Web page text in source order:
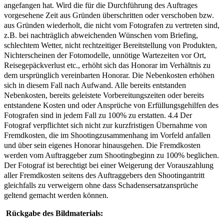
angefangen hat. Wird die für die Durchführung des Auftrages
vorgesehene Zeit aus Gründen überschritten oder verschoben bzw.
aus Gründen wiederholt, die nicht vom Fotografen zu vertreten sind,
z.B. bei nachträglich abweichenden Wünschen vom Briefing,
schlechtem Wetter, nicht rechtzeitiger Bereitstellung von Produkten,
Nichterscheinen der Fotomodelle, unnötige Wartezeiten vor Ort,
Reisegepäckverlust etc., erhöht sich das Honorar im Verhältnis zu
dem ursprünglich vereinbarten Honorar. Die Nebenkosten erhöhen
sich in diesem Fall nach Aufwand. Alle bereits entstanden
Nebenkosten, bereits geleistete Vorbereitungszeiten oder bereits
entstandene Kosten und oder Ansprüche von Erfüllungsgehilfen des
Fotografen sind in jedem Fall zu 100% zu erstatten. 4.4 Der
Fotograf verpflichtet sich nicht zur kurzfristigen Übernahme von
Fremdkosten, die im Shootingzusammenhang im Vorfeld anfallen
und über sein eigenes Honorar hinausgehen. Die Fremdkosten
werden vom Auftraggeber zum Shootingbeginn zu 100% beglichen.
Der Fotograf ist berechtigt bei einer Weigerung der Vorauszahlung
aller Fremdkosten seitens des Auftraggebers den Shootingantritt
gleichfalls zu verweigern ohne dass Schadensersatzansprüche
geltend gemacht werden können.
Rückgabe des Bildmaterials: